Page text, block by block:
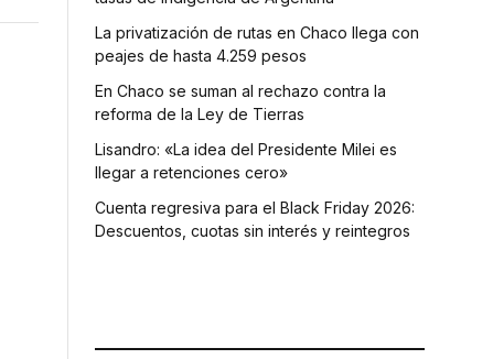
La privatización de rutas en Chaco llega con
peajes de hasta 4.259 pesos
En Chaco se suman al rechazo contra la
reforma de la Ley de Tierras
Lisandro: «La idea del Presidente Milei es
llegar a retenciones cero»
Cuenta regresiva para el Black Friday 2026:
Descuentos, cuotas sin interés y reintegros